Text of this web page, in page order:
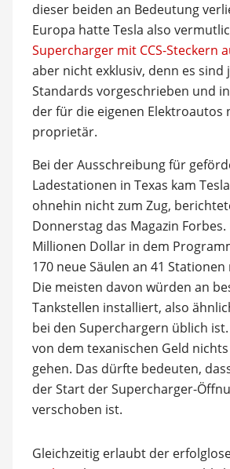
dieser beiden an Bedeutung
Europa hatte Tesla also
Supercharger mit CCS-Steckern
aber nicht exklusiv, denn es sind
Standards vorgeschrieben und
der für die eigenen Elektroautos
proprietär.
Bei der Ausschreibung für
Ladestationen in Texas kam
ohnehin nicht zum Zug,
Donnerstag das Magazin Forbes.
Millionen Dollar in dem
170 neue Säulen an 41
Die meisten davon würden an
Tankstellen installiert, also
bei den Superchargern üblich
von dem texanischen Geld nichts
gehen. Das dürfte bedeuten,
der Start der Supercharger-
verschoben ist.
Gleichzeitig erlaubt der